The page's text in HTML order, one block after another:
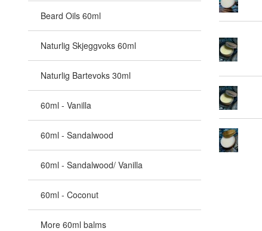
Beard Oils 60ml
Naturlig Skjeggvoks 60ml
Naturlig Bartevoks 30ml
60ml - Vanilla
60ml - Sandalwood
60ml - Sandalwood/ Vanilla
60ml - Coconut
More 60ml balms